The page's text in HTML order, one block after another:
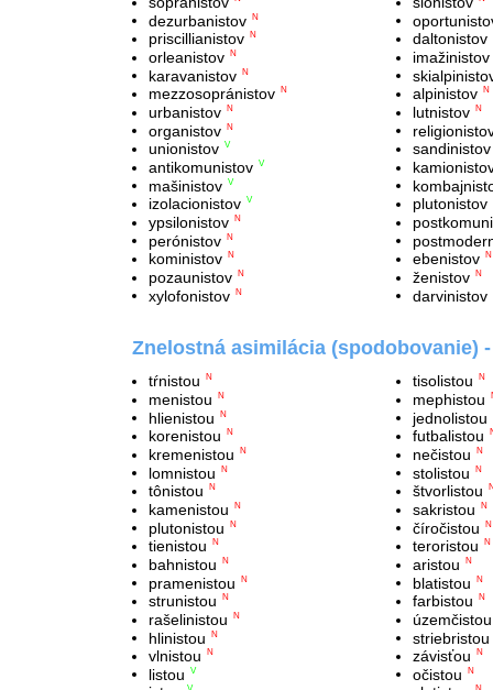
dezurbanistov N
priscillianistov N
orleanistov N
karavanistov N
mezzosopránistov N
urbanistov N
organistov N
unionistov V
antikomunistov V
mašinistov V
izolacionistov V
ypsilonistov N
perónistov N
koministov N
pozaunistov N
xylofonistov N
daltonistov
imažinistov
alpinistov
N
lutnistov N
sandinistov
plutonistov
ebenistov
N
ženistov N
darvinistov
Znelostná asimilácia (spodobovanie)
tŕnistou N
menistou N
hlienistou N
korenistou N
kremenistou N
lomnistou N
tônistou N
kamenistou N
plutonistou N
tienistou N
bahnistou N
pramenistou N
strunistou N
rašelinistou N
hlinistou N
vlnistou N
listou V
tisolistou N
mephistou
jednolistou
futbalistou
nečistou N
stolistou N
štvorlistou
sakristou N
číročistou N
teroristou N
aristou N
blatistou N
farbistou N
územčistou
striebristou
závisťou
N
očistou N